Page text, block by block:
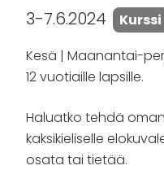
3-7.6.2024
Kesä | Maanantai-
12 vuotiaille lapsille.
Haluatko tehdä
kaksikieliselle
osata tai tietää.